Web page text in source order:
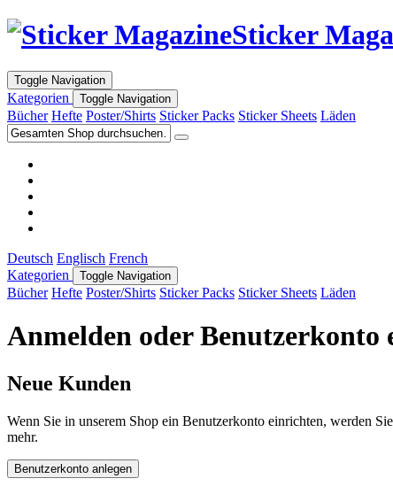
Sticker
Toggle Navigation
Kategorien Toggle Navigation
Bücher Hefte Poster/Shirts Sticker Packs Sticker Sheets Läden
Deutsch Englisch French
Kategorien
Toggle Navigation
Bücher Hefte Poster/Shirts Sticker Packs Sticker Sheets Läden
Anmelden oder Benutzerkonto
Neue Kunden
Wenn Sie in unserem Shop ein Benutzerkonto einrichten, werden
mehr.
Benutzerkonto anlegen